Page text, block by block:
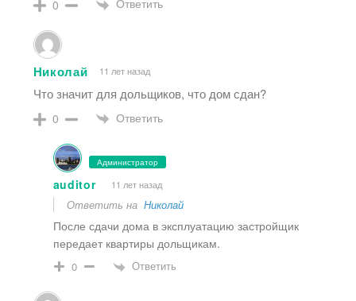
0 Ответить
Николай 11 лет назад
Что значит для дольщиков, что дом сдан?
0 Ответить
Администратор
auditor 11 лет назад
Ответить на Николай
После сдачи дома в эксплуатацию застройщик
передает квартиры дольщикам.
0 Ответить